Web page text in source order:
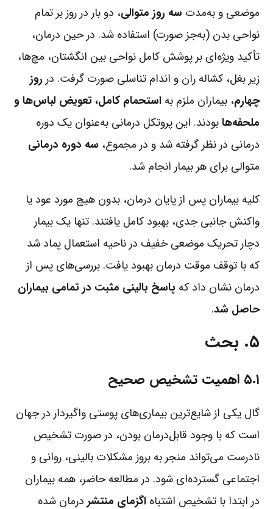
موضعی و به‌مدت سه روز متوالی، دو بار در روز بر تمام
نواحی بدن (به‌جز صورت) استفاده شد. در حین درمان،
تأکید ویژه‌ای بر پوشش کامل نواحی بین انگشتان، مچ‌ها،
زیر بغل، کشاله ران و اندام تناسلی صورت گرفت. در روز
چهارم، بیماران ملزم به استحمام کامل، تعویض لباس‌ها و
ملحفه‌هابودند. این پروتکل درمانی به‌عنوان یک دوره
درمانی در نظر گرفته شد و در مجموع، سه دوره درمانی
متوالی برای هر بیمار انجام شد.
کلیه بیماران پس از پایان درمان، بدون هیچ مورد عود یا
واکنش جانبی جدی، بهبود کامل یافتند. تنها یک بیمار
دچار تحریک موضعی خفیف در ناحیه استعمال پماد شد
که با توقف موقت درمان بهبود یافت. بررسی‌های پس از
درمان نشان داد که پاسخ بالینی مثبت در تمامی بیماران
حاصل شد.
۵. بحث
۵.۱ اهمیت تشخیص صحیح
گال یکی از شایع‌ترین بیماری‌های پوستی واگیردار در جهان
است که با وجود قابل‌درمان بودن، در صورت تشخیص
نادرست می‌تواند منجر به بروز مشکلات بالینی، روانی و
اجتماعی گسترده‌ای شود. در مطالعه حاضر، همه بیماران
در ابتدا با تشخیص اشتباه اگزمای منتشر درمان شده